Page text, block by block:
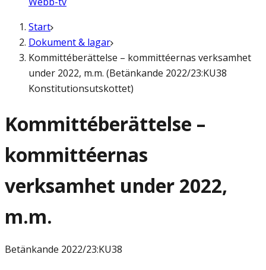
Start
Dokument & lagar
Kommittéberättelse – kommittéernas verksamhet
under 2022, m.m. (Betänkande 2022/23:KU38
Konstitutionsutskottet)
Kommittéberättelse –
kommittéernas
verksamhet under 2022,
m.m.
Betänkande 2022/23:KU38